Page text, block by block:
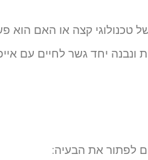
טכנולוגי קצה או האם הוא
יחד גשר לחיים עם
לפתור את הבעיה: